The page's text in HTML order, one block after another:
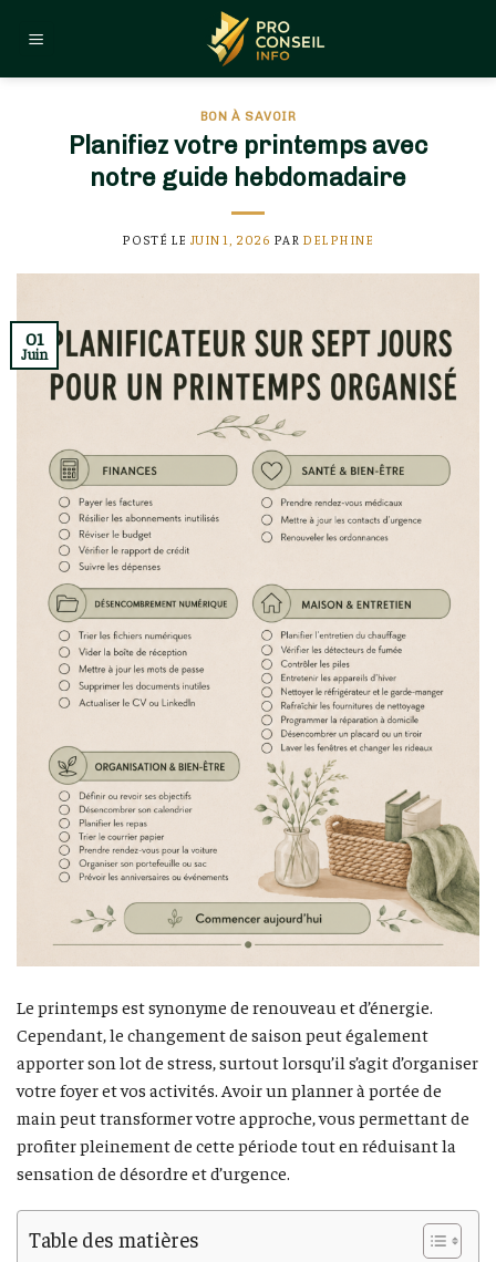
BON À SAVOIR
Planifiez votre printemps avec
notre guide hebdomadaire
POSTÉ LE JUIN 1, 2026 PAR DELPHINE
01
Juin
Le printemps est synonyme de renouveau et d’énergie.
Cependant, le changement de saison peut également
apporter son lot de stress, surtout lorsqu’il s’agit d’organiser
votre foyer et vos activités. Avoir un planner à portée de
main peut transformer votre approche, vous permettant de
profiter pleinement de cette période tout en réduisant la
sensation de désordre et d’urgence.
Table des matières